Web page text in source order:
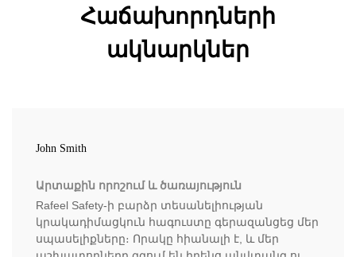
Հաճախորդների
ակնարկներ
John Smith
Արտաքին որոշում և ծառայություն
Rafeel Safety-ի բարձր տեսանելիության
կրակադիմացկուն հագուստը գերազանցեց մեր
սպասելիքները։ Որակը հիանալի է, և մեր